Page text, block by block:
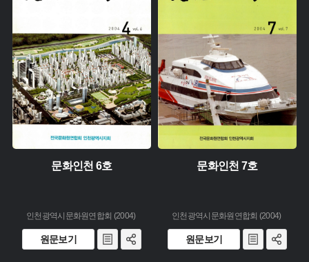
문화인천 6호
인천광역시문화원연합회 (2004)
원문보기
문화인천 7호
인천광역시문화원연합회 (2004)
원문보기